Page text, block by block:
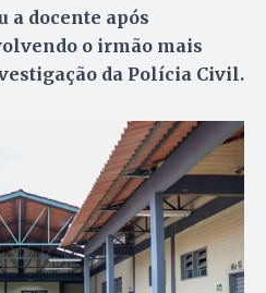
a docente após
o irmão mais
da Polícia Civil.